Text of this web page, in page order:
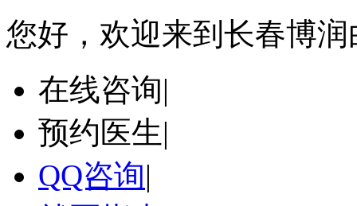
您好，欢迎来到长春博
在线咨询|
预约医生|
QQ咨询|